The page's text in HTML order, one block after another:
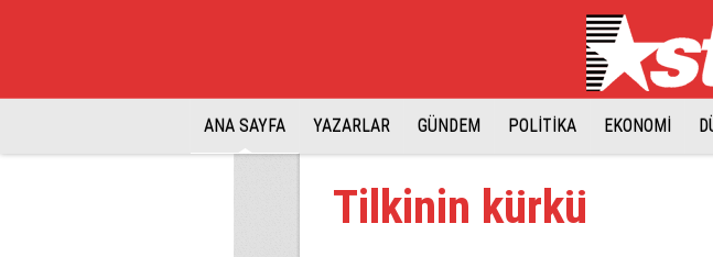
ANA SAYFA YAZARLAR GÜNDEM POLİTİKA EKONOMİ
Tilkinin kürkü